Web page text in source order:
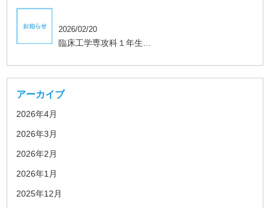
2026/02/20
臨床工学専攻科１年生…
アーカイブ
2026年4月
2026年3月
2026年2月
2026年1月
2025年12月